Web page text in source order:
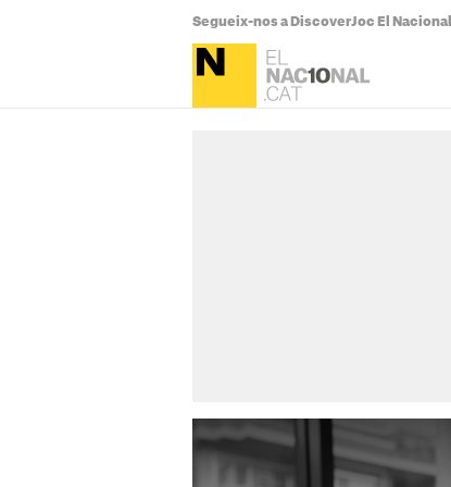
Segueix-nos a DiscoverJoc El Nacional